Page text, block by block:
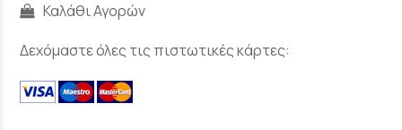
Καλάθι Αγορών
Δεχόμαστε όλες τις πιστωτικές κάρτες: